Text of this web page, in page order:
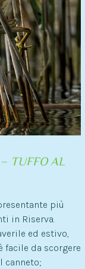
TUFFO AL
più
in Riserva.
ed estivo,
facile da scorgere
canneto;